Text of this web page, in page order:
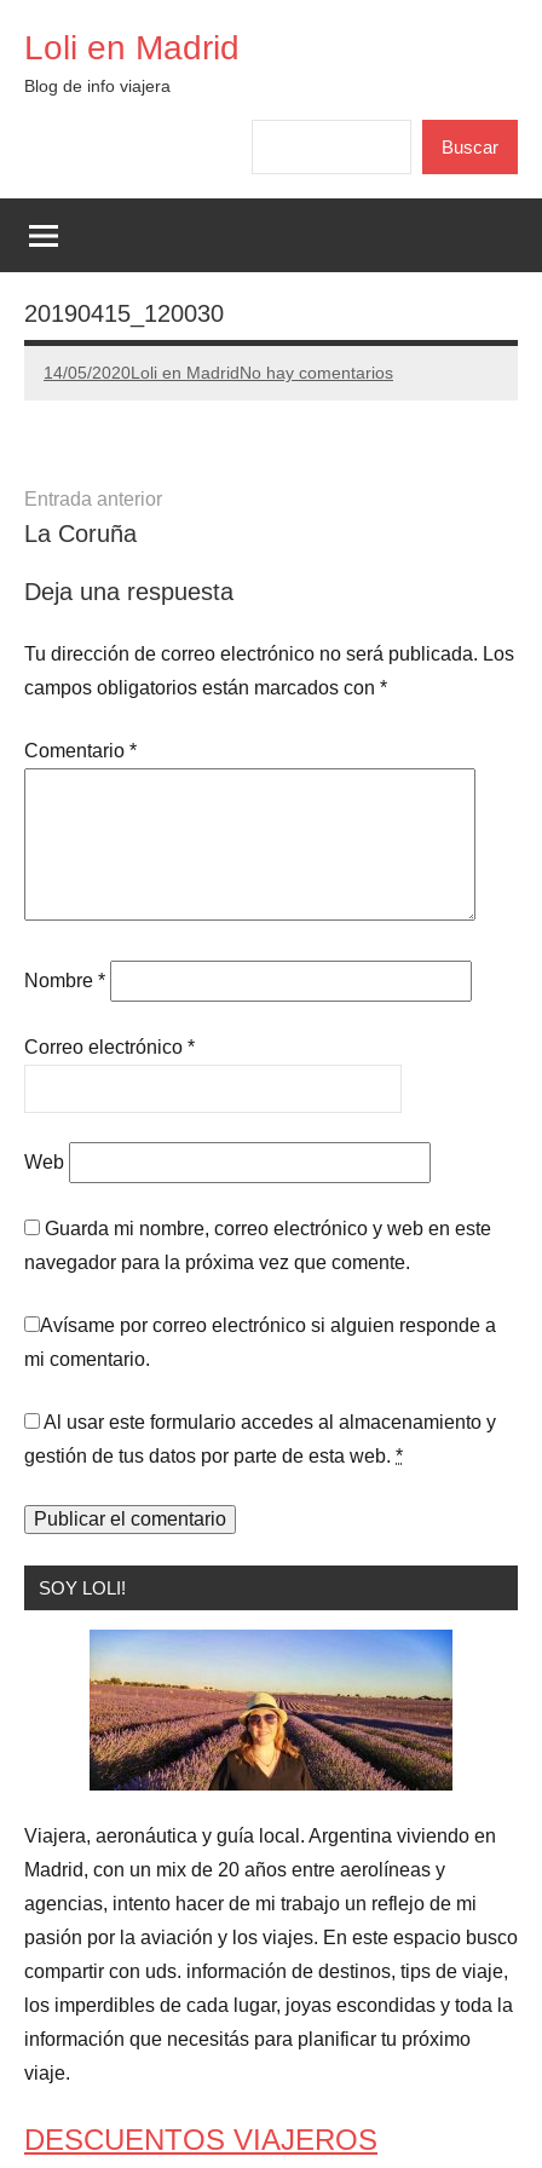
contenido
Loli en Madrid
Blog de info viajera
Buscar
20190415_120030
14/05/2020Loli en MadridNo hay comentarios
Navegación
de
entradas
Entrada anterior
La Coruña
Deja una respuesta
Tu dirección de correo electrónico no será publicada. Los
campos obligatorios están marcados con *
Comentario *
Nombre *
Correo electrónico *
Web
Guarda mi nombre, correo electrónico y web en este
navegador para la próxima vez que comente.
Avísame por correo electrónico si alguien responde a
mi comentario.
Al usar este formulario accedes al almacenamiento y
gestión de tus datos por parte de esta web. *
SOY LOLI!
Viajera, aeronáutica y guía local. Argentina viviendo en
Madrid, con un mix de 20 años entre aerolíneas y
agencias, intento hacer de mi trabajo un reflejo de mi
pasión por la aviación y los viajes. En este espacio busco
compartir con uds. información de destinos, tips de viaje,
los imperdibles de cada lugar, joyas escondidas y toda la
información que necesitás para planificar tu próximo
viaje.
DESCUENTOS VIAJEROS